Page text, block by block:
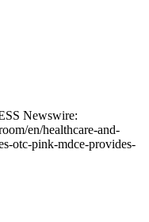
Newswire:
en/healthcare-and-
otc-pink-mdce-provides-